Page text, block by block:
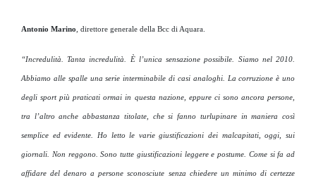
Antonio Marino , direttore generale della Bcc di Aquara.
“Incredulità. Tanta incredulità. È l’unica sensazione possibile. Siamo nel 2010.
Abbiamo alle spalle una serie interminabile di casi analoghi. La corruzione è uno
degli sport più praticati ormai in questa nazione, eppure ci sono ancora persone,
tra l’altro anche abbastanza titolate, che si fanno turlupinare in maniera così
semplice ed evidente. Ho letto le varie giustificazioni dei malcapitati, oggi, sui
giornali. Non reggono. Sono tutte giustificazioni leggere e postume. Come si fa ad
affidare del denaro a persone sconosciute senza chiedere un minimo di certezze